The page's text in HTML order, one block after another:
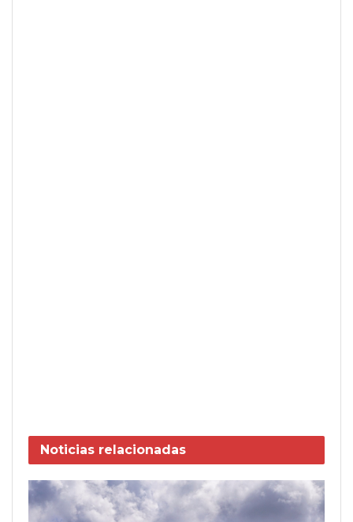
Noticias relacionadas